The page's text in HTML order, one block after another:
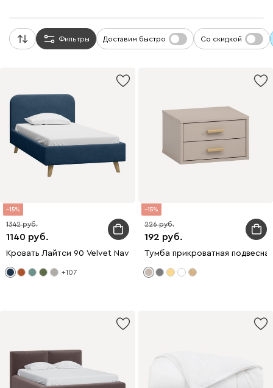
Фильтры Доставим быстро Со скидкой
15
1140
1342
Кровать Лайтси 90 Velvet Navy Blue
+107
15
192
226
Тумба прикроватная